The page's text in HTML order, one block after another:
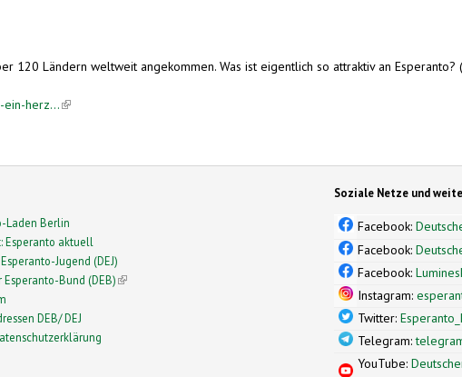
120 Ländern weltweit angekommen. Was ist eigentlich so attraktiv an Esperanto?
herz...(link is external)
Laden Berlin
Esperanto aktuell
Jugend (DEJ)
Esperanto-Bund (DEB)(link is external)
DEB/ DEJ
Soziale Netze und
Facebook:
Facebook:
Facebook:
Instagram:
Twitter:
Telegram:
YouTube: